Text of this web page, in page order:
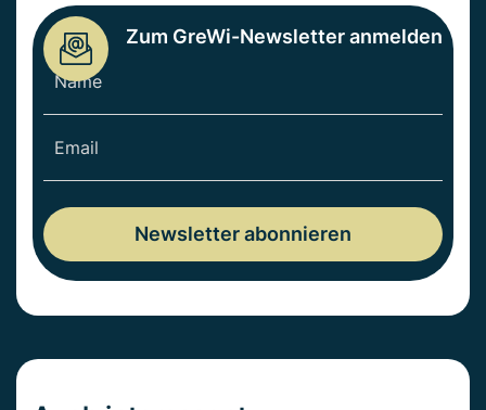
Zum GreWi-Newsletter anmelden